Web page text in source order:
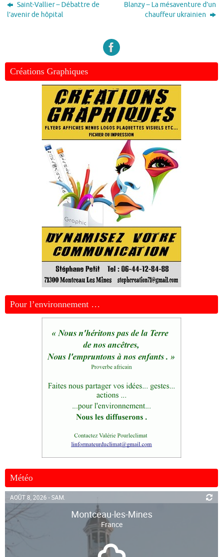
Saint-Vallier – Débattre de
l’avenir de hôpital
Blanzy – La mésaventure d’un
chauffeur ukrainien
Créations Graphiques
Pour l’environnement …
Météo
AOÛT 8, 2026 - SAM.
Montceau-les-Mines
France